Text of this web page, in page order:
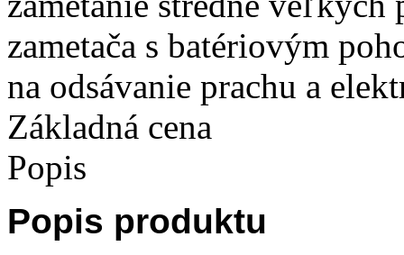
zametača s batériovým
na odsávanie prachu a
Základná cena
Popis
Popis produktu